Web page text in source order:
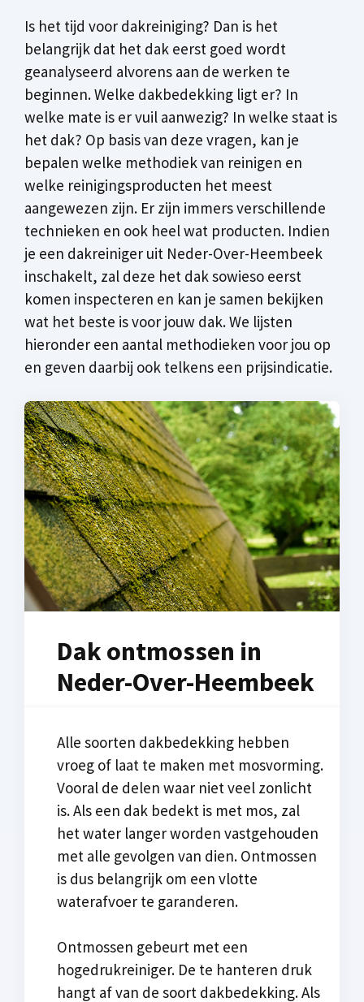
Is het tijd voor dakreiniging? Dan is het
belangrijk dat het dak eerst goed wordt
geanalyseerd alvorens aan de werken te
beginnen. Welke dakbedekking ligt er? In
welke mate is er vuil aanwezig? In welke staat is
het dak? Op basis van deze vragen, kan je
bepalen welke methodiek van reinigen en
welke reinigingsproducten het meest
aangewezen zijn. Er zijn immers verschillende
technieken en ook heel wat producten. Indien
je een dakreiniger uit Neder-Over-Heembeek
inschakelt, zal deze het dak sowieso eerst
komen inspecteren en kan je samen bekijken
wat het beste is voor jouw dak. We lijsten
hieronder een aantal methodieken voor jou op
en geven daarbij ook telkens een prijsindicatie.
Dak ontmossen in
Neder-Over-Heembeek
Alle soorten dakbedekking hebben
vroeg of laat te maken met mosvorming.
Vooral de delen waar niet veel zonlicht
is. Als een dak bedekt is met mos, zal
het water langer worden vastgehouden
met alle gevolgen van dien. Ontmossen
is dus belangrijk om een vlotte
waterafvoer te garanderen.
Ontmossen gebeurt met een
hogedrukreiniger. De te hanteren druk
hangt af van de soort dakbedekking. Als